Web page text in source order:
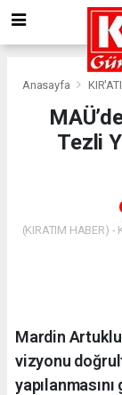
Anasayfa
Tezli
(KIRATIM HABER) -
Mardin
vizyonu